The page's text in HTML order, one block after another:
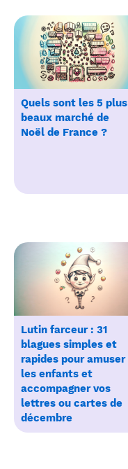
Quels sont les 5 plus
beaux marché de
Noël de France ?
Lutin farceur : 31
blagues simples et
rapides pour amuser
les enfants et
accompagner vos
lettres ou cartes de
décembre